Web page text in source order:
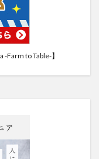
Farm to Table-】